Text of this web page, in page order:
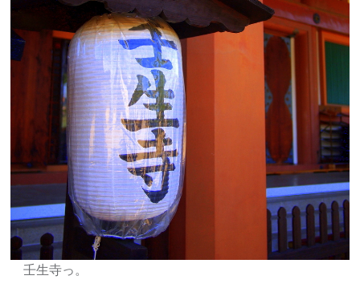
壬生寺っ。